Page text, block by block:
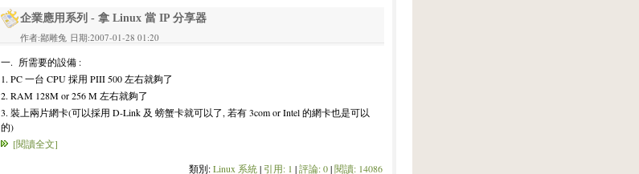
企業應用系列 - 拿 Linux 當 IP 分享器
作者:鄙雕兔 日期:2007-01-28 01:20
一. 所需要的設備 :
1. PC 一台 CPU 採用 PIII 500 左右就夠了
2. RAM 128M or 256 M 左右就夠了
3. 裝上兩片網卡(可以採用 D-Link 及 螃蟹卡就可以了, 若有 3com or Intel 的網卡也是可以
的)
[閱讀全文]
類別:Linux 系統 | 引用: 1 |評論: 0|閱讀: 14086